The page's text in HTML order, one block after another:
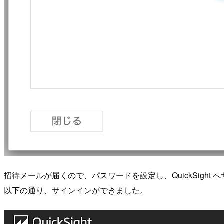
招待メールが届くので、パスワードを設定し、QuickSight へ
以下の通り、サインインができました。